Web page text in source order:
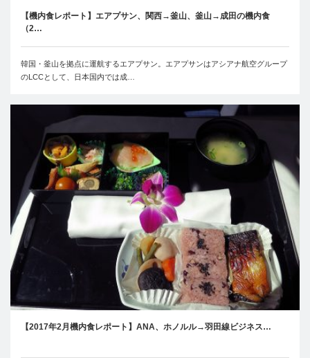
【機内食レポート】エアプサン、関西→釜山、釜山→成田の機内食
（2…
韓国・釜山を拠点に運航するエアプサン。エアプサンはアシアナ航空グループ
のLCCとして、日本国内では成…
【2017年2月機内食レポート】ANA、ホノルル→羽田線ビジネス…